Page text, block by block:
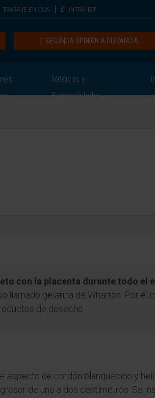
TRABAJE EN CUN INTRANET
SEGUNDA OPINIÓN A DISTANCIA
Médicos y
Especialidades
con la placenta durante todo el
llamado gelatina de Wharton. Por él
de desecho.
aspecto de cordón blanquecino y
de uno a dos centímetros. Se